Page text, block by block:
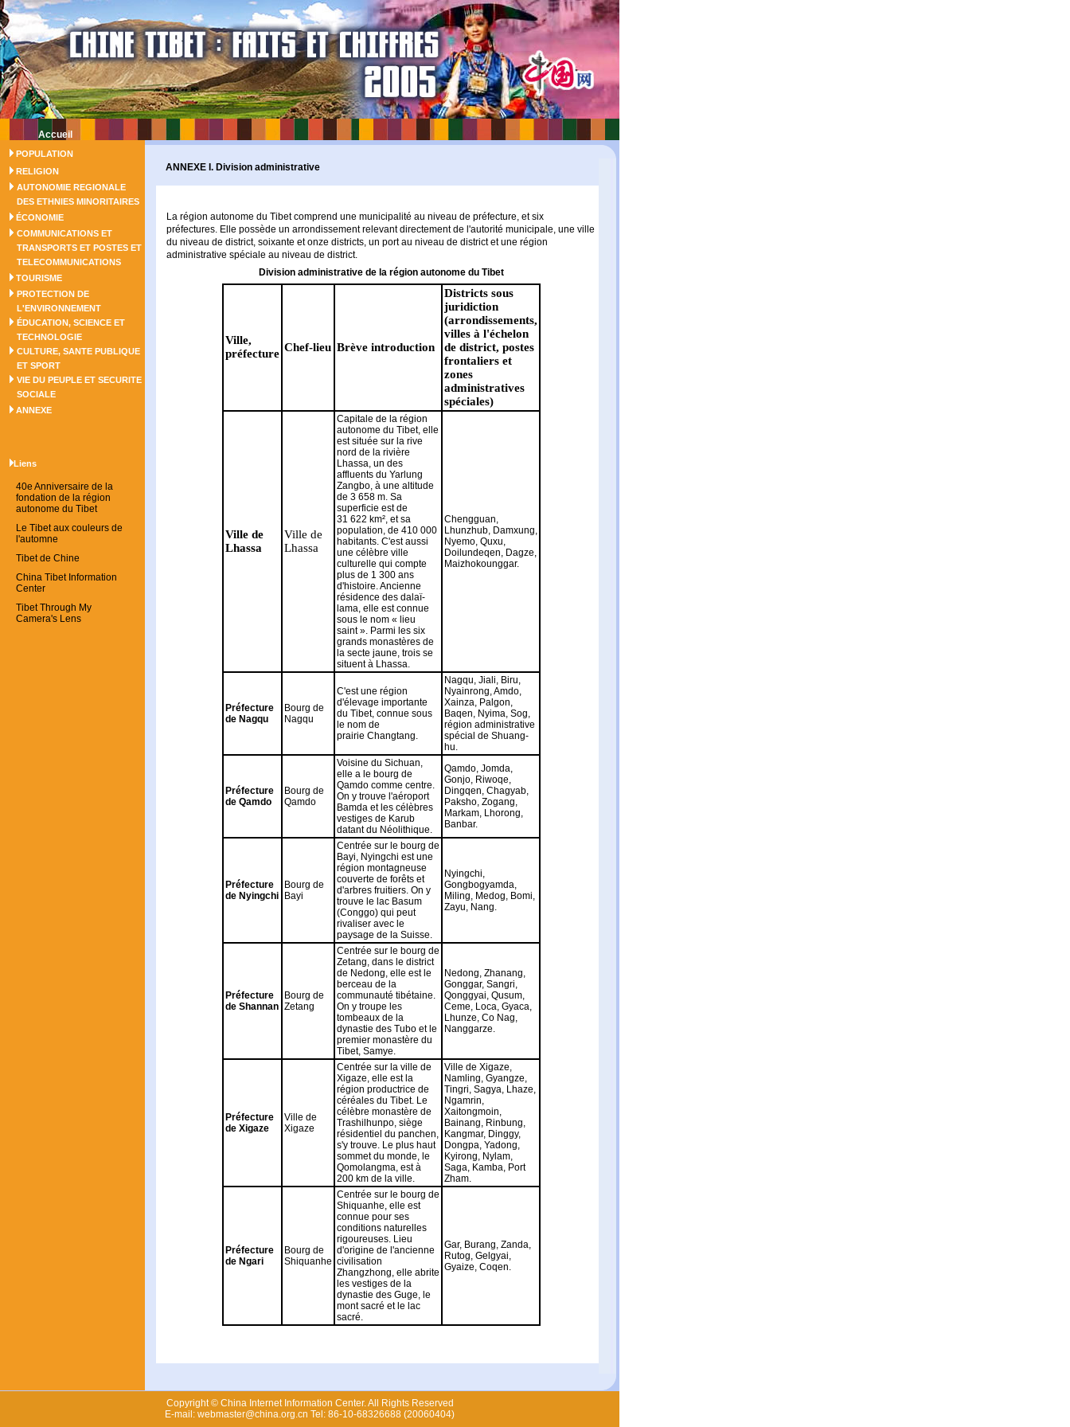
Accueil
POPULATION
RELIGION
AUTONOMIE REGIONALE
DES ETHNIES MINORITAIRES
ÉCONOMIE
COMMUNICATIONS ET
TRANSPORTS ET POSTES ET
TELECOMMUNICATIONS
TOURISME
PROTECTION DE
L'ENVIRONNEMENT
ÉDUCATION, SCIENCE ET
TECHNOLOGIE
CULTURE, SANTE PUBLIQUE
ET SPORT
VIE DU PEUPLE ET SECURITE
SOCIALE
ANNEXE
Liens
40e Anniversaire de la
fondation de la région
autonome du Tibet
Le Tibet aux couleurs de
l'automne
Tibet de Chine
China Tibet Information
Center
Tibet Through My
Camera's Lens
ANNEXE I. Division administrative
La région autonome du Tibet comprend une municipalité au niveau de préfecture, et six
préfectures. Elle possède un arrondissement relevant directement de l'autorité municipale, une ville
du niveau de district, soixante et onze districts, un port au niveau de district et une région
administrative spéciale au niveau de district.
Division administrative de la région autonome du Tibet
Ville,
préfecture Chef-lieu Brève introduction
Districts sous
juridiction
(arrondissements,
villes à l'échelon
de district, postes
frontaliers et
zones
administratives
spéciales)
Ville de
Lhassa
Ville de
Lhassa
Capitale de la région
autonome du Tibet, elle
est située sur la rive
nord de la rivière
Lhassa, un des
affluents du Yarlung
Zangbo, à une altitude
de 3 658 m. Sa
superficie est de
31 622 km², et sa
population, de 410 000
habitants. C'est aussi
une célèbre ville
culturelle qui compte
plus de 1 300 ans
d'histoire. Ancienne
résidence des dalaï-
lama, elle est connue
sous le nom « lieu
saint ». Parmi les six
grands monastères de
la secte jaune, trois se
situent à Lhassa.
Chengguan,
Lhunzhub, Damxung,
Nyemo, Quxu,
Doilundeqen, Dagze,
Maizhokounggar.
Préfecture
de Nagqu
Bourg de
Nagqu
C'est une région
d'élevage importante
du Tibet, connue sous
le nom de
prairie Changtang.
Nagqu, Jiali, Biru,
Nyainrong, Amdo,
Xainza, Palgon,
Baqen, Nyima, Sog,
région administrative
spécial de Shuang-
hu.
Préfecture
de Qamdo
Bourg de
Qamdo
Voisine du Sichuan,
elle a le bourg de
Qamdo comme centre.
On y trouve l'aéroport
Bamda et les célèbres
vestiges de Karub
datant du Néolithique.
Qamdo, Jomda,
Gonjo, Riwoqe,
Dingqen, Chagyab,
Paksho, Zogang,
Markam, Lhorong,
Banbar.
Préfecture
de Nyingchi
Bourg de
Bayi
Centrée sur le bourg de
Bayi, Nyingchi est une
région montagneuse
couverte de forêts et
d'arbres fruitiers. On y
trouve le lac Basum
(Conggo) qui peut
rivaliser avec le
paysage de la Suisse.
Nyingchi,
Gongbogyamda,
Miling, Medog, Bomi,
Zayu, Nang.
Préfecture
de Shannan
Bourg de
Zetang
Centrée sur le bourg de
Zetang, dans le district
de Nedong, elle est le
berceau de la
communauté tibétaine.
On y troupe les
tombeaux de la
dynastie des Tubo et le
premier monastère du
Tibet, Samye.
Nedong, Zhanang,
Gonggar, Sangri,
Qonggyai, Qusum,
Ceme, Loca, Gyaca,
Lhunze, Co Nag,
Nanggarze.
Préfecture
de Xigaze
Ville de
Xigaze
Centrée sur la ville de
Xigaze, elle est la
région productrice de
céréales du Tibet. Le
célèbre monastère de
Trashilhunpo, siège
résidentiel du panchen,
s'y trouve. Le plus haut
sommet du monde, le
Qomolangma, est à
200 km de la ville.
Ville de Xigaze,
Namling, Gyangze,
Tingri, Sagya, Lhaze,
Ngamrin,
Xaitongmoin,
Bainang, Rinbung,
Kangmar, Dinggy,
Dongpa, Yadong,
Kyirong, Nylam,
Saga, Kamba, Port
Zham.
Préfecture
de Ngari
Bourg de
Shiquanhe
Centrée sur le bourg de
Shiquanhe, elle est
connue pour ses
conditions naturelles
rigoureuses. Lieu
d'origine de l'ancienne
civilisation
Zhangzhong, elle abrite
les vestiges de la
dynastie des Guge, le
mont sacré et le lac
sacré.
Gar, Burang, Zanda,
Rutog, Gelgyai,
Gyaize, Coqen.
Copyright © China Internet Information Center. All Rights Reserved
E-mail: webmaster@china.org.cn Tel: 86-10-68326688 (20060404)